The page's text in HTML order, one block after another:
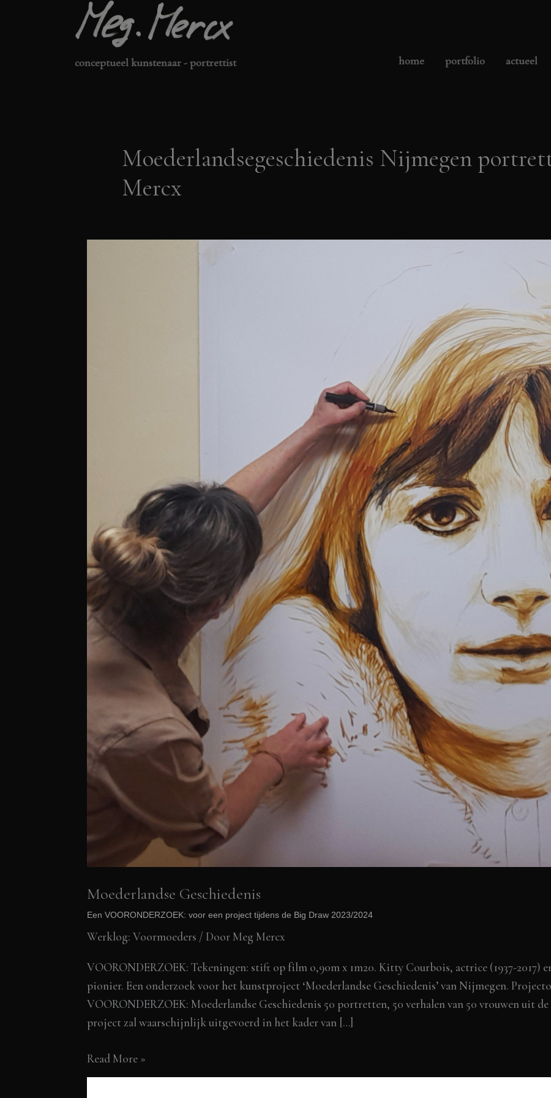
conceptueel kunstenaar - portrettist home portfolio actueel
Moederlandsegeschiedenis Nijmegen
Mercx
Moederlandse Geschiedenis
Een VOORONDERZOEK: voor een project tijdens de Big Draw 2023/2024
Werklog: Voormoeders / Door Meg Mercx
VOORONDERZOEK: Tekeningen: stift op film o,90m x 1m20. Kitty Courbois, actrice (1937-2017)
pionier. Een onderzoek voor het kunstproject ‘Moederlandse Geschiedenis’ van Nijmegen.
VOORONDERZOEK: Moederlandse Geschiedenis 50 portretten, 50 verhalen van 50 vrouwen uit
project zal waarschijnlijk uitgevoerd in het kader van […]
Moederlandse
Geschiedenis
Read More »